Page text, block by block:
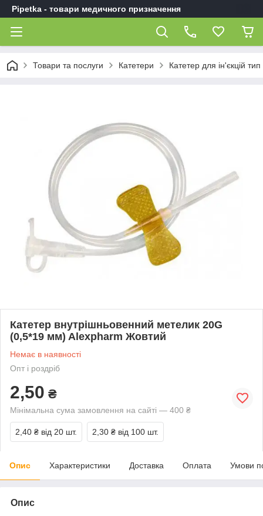
Pipetka - товари медичного призначення
Товари та послуги Катетери Катетер для ін'єкцій
Катетер внутрішньовенний метелик 20G
(0,5*19 мм) Alexpharm Жовтий
Немає в наявності
Опт і роздріб
2,50 ₴
Мінімальна сума замовлення на сайті — 400 ₴
2,40 ₴ від 20 шт. 2,30 ₴ від 100 шт.
Опис Характеристики Доставка Оплата Умови
Опис